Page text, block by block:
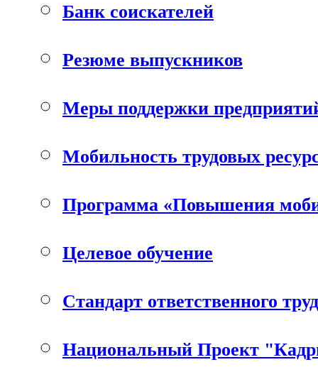
Банк соискателей
Резюме выпускников
Меры поддержки
Мобильность трудовых
Программа «Повышения
Целевое обучение
Стандарт ответственного
Национальный Проект